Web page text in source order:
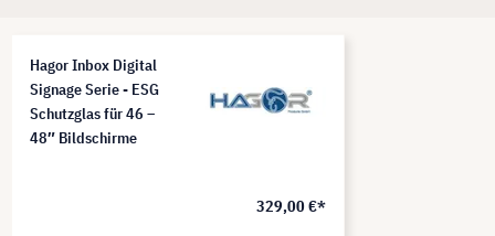
Hagor Inbox Digital
Signage Serie - ESG
Schutzglas für 46 –
48″ Bildschirme
329,00 €*